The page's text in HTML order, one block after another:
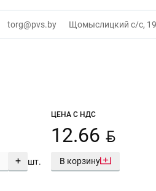
torg@pvs.by Щомыслицкий с/с,
+ шт.
ЦЕНА С НДС
12.66 BYN
В корзину